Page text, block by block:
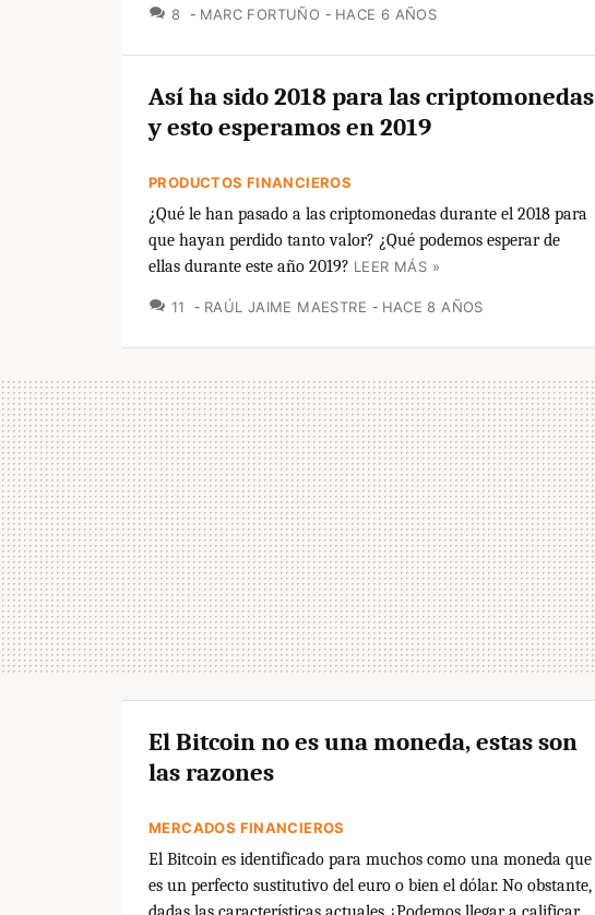
8 COMENTARIOS
MARC FORTUÑO HACE 6 AÑOS
Así ha sido 2018 para las criptomonedas
y esto esperamos en 2019
PRODUCTOS FINANCIEROS
¿Qué le han pasado a las criptomonedas durante el 2018 para
que hayan perdido tanto valor? ¿Qué podemos esperar de
ellas durante este año 2019? LEER MÁS »
11 COMENTARIOS
RAÚL JAIME MAESTRE HACE 8 AÑOS
El Bitcoin no es una moneda, estas son
las razones
MERCADOS FINANCIEROS
El Bitcoin es identificado para muchos como una moneda que
es un perfecto sustitutivo del euro o bien el dólar. No obstante,